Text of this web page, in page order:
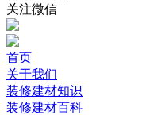
关注微信
首页
关于我们
装修建材知识
装修建材百科